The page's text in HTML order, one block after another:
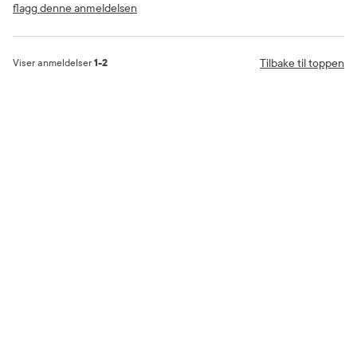
flagg denne anmeldelsen
Viser anmeldelser 1-2 Tilbake til toppen